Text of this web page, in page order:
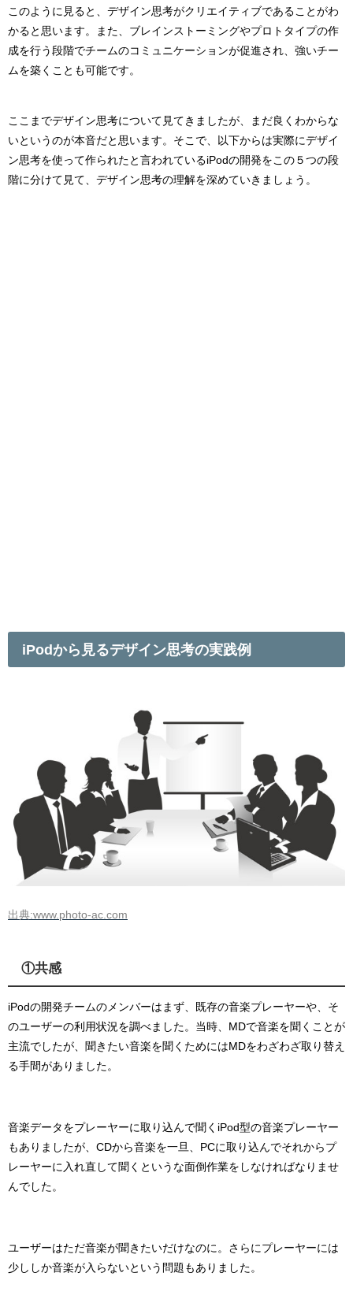
このように見ると、デザイン思考がクリエイティブであることがわ
かると思います。
また、ブレインストーミングやプロトタイプの作
成を行う段階でチームのコミュニケーションが促進され、強いチー
ムを築くことも可能です。
ここまでデザイン思考について見てきましたが、まだ良くわからな
いというのが本音だと思います。 そこで、以下からは実際にデザイ
ン思考を使って作られたと言われているiPodの開発をこの５つの段
階に分けて見て、デザイン思考の理解を深めていきましょう。
iPodから見るデザイン思考の実践例
出典:www.photo-ac.com
①共感
iPodの開発チームのメンバーはまず、既存の音楽プレーヤーや、そ
のユーザーの利用状況を調べました。 当時、MDで音楽を聞くことが
主流でしたが、聞きたい音楽を聞くためにはMDをわざわざ取り替え
る手間がありました。
音楽データをプレーヤーに取り込んで聞くiPod型の音楽プレーヤー
もありましたが、CDから音楽を一旦、PCに取り込んでそれからプ
レーヤーに入れ直して聞くというな面倒作業をしなければなりませ
んでした。
ユーザーはただ音楽が聞きたいだけなのに。 さらにプレーヤーには
少ししか音楽が入らないという問題もありました。